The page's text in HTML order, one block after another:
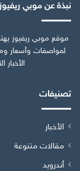
نبذة عن موبي ريفيوز
موقع موبي ريفيوز
لمواصفات وأسعار
تصنيفات
الأخبار
مقالات متنوعة
أندرويد